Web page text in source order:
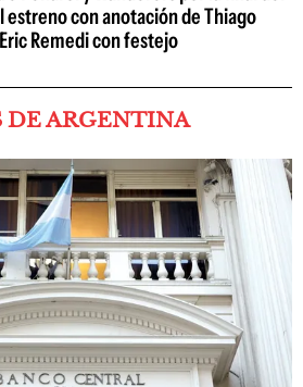
con anotación de Thiago
Remedi con festejo
ARGENTINA